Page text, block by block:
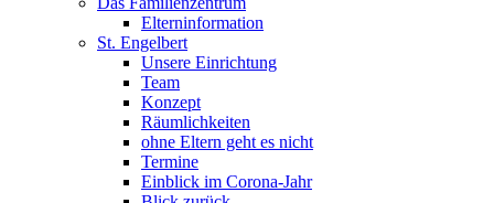
Elterninformation
St. Engelbert
Unsere Einrichtung
Team
Konzept
Räumlichkeiten
ohne Eltern geht es nicht
Termine
Einblick im Corona-Jahr